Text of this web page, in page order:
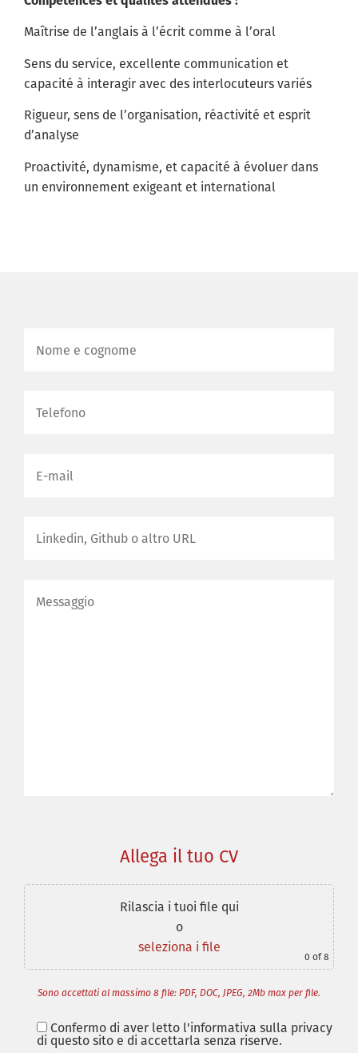
Maîtrise de l’anglais à l’écrit comme à l’oral
Sens du service, excellente communication et
capacité à interagir avec des interlocuteurs variés
Rigueur, sens de l’organisation, réactivité et esprit
d’analyse
Proactivité, dynamisme, et capacité à évoluer dans
un environnement exigeant et international
Allega il tuo CV
Rilascia i tuoi file qui
o
seleziona i file
0 of 8
Sono accettati al massimo 8 file: PDF, DOC, JPEG, 2Mb max per file.
Confermo di aver letto l'informativa sulla privacy
di questo sito e di accettarla senza riserve.